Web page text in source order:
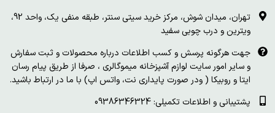
تهران، میدان شوش، مرکز خرید سیتی سنتر، طبقه منفی یک، واحد 92،
ویترین و درب چوبی سفید
جهت هرگونه پرسش و کسب اطلاعات درباره محصولات و ثبت سفارش
و سایر امور سایت لوازم آشپزخانه میموگالری ، صرفا از طریق پیام رسان
ایتا و روبیکا ( ودر صورت پایداری نت، واتس اپ) با ما در ارتباط باشید.
پشتیبانی و اطلاعات تکمیلی: 09386346324